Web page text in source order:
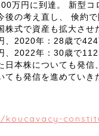
万円に到達。 新型コ
後の考え直し、 倹約
株式で資産も拡大させ
、2020年：28歳で
、2022年：30歳で
日本株についても発信
ても発信を進めていき
koucavacy-